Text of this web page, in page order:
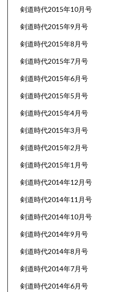
剣道時代2015年10月号
剣道時代2015年9月号
剣道時代2015年8月号
剣道時代2015年7月号
剣道時代2015年6月号
剣道時代2015年5月号
剣道時代2015年4月号
剣道時代2015年3月号
剣道時代2015年2月号
剣道時代2015年1月号
剣道時代2014年12月号
剣道時代2014年11月号
剣道時代2014年10月号
剣道時代2014年9月号
剣道時代2014年8月号
剣道時代2014年7月号
剣道時代2014年6月号